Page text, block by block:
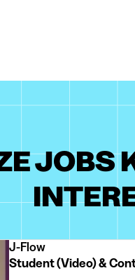
JOBS
J-Flow
Student (Video) &